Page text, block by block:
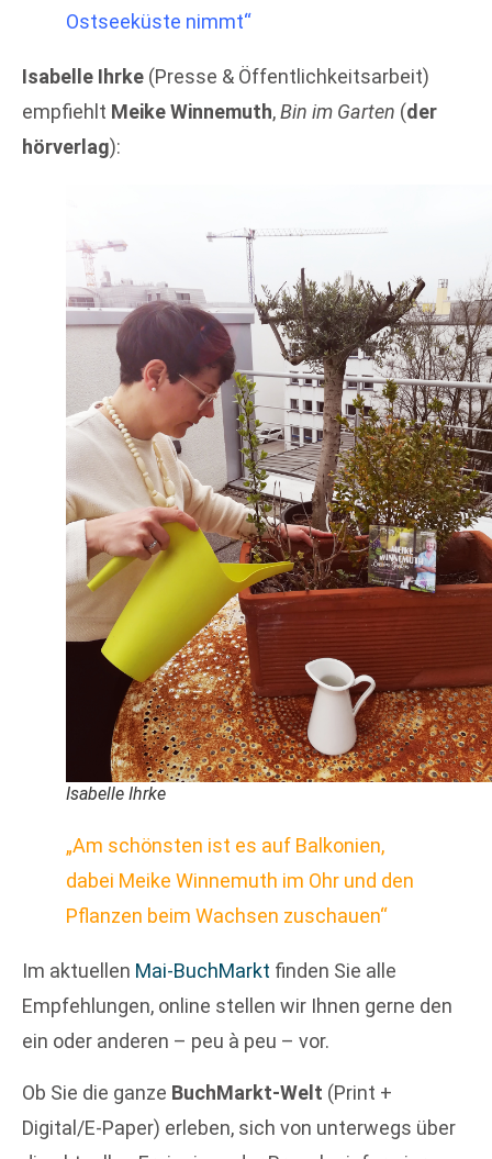
Ostseeküste nimmt“
Isabelle Ihrke (Presse & Öffentlichkeitsarbeit)
empfiehlt Meike Winnemuth,Bin im Garten (der
hörverlag):
Isabelle Ihrke
„Am schönsten ist es auf Balkonien,
dabei Meike Winnemuth im Ohr und den
Pflanzen beim Wachsen zuschauen“
Im aktuellen Mai-BuchMarkt finden Sie alle
Empfehlungen, online stellen wir Ihnen gerne den
ein oder anderen – peu à peu – vor.
Ob Sie die ganze BuchMarkt-Welt (Print +
Digital/E-Paper) erleben, sich von unterwegs über